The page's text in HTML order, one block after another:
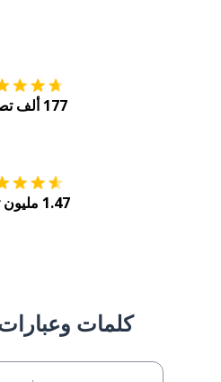
177 ألف تصنيف
1.47 مليون تقييم
كلمات